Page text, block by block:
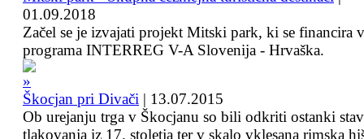
01.09.2018
Začel se je izvajati projekt Mitski park, ki se financira
programa INTERREG V-A Slovenija - Hrvaška.
Škocjan pri Divači | 13.07.2015
Ob urejanju trga v Škocjanu so bili odkriti ostanki
tlakovanja iz 17. stoletja ter v skalo vklesana rimska